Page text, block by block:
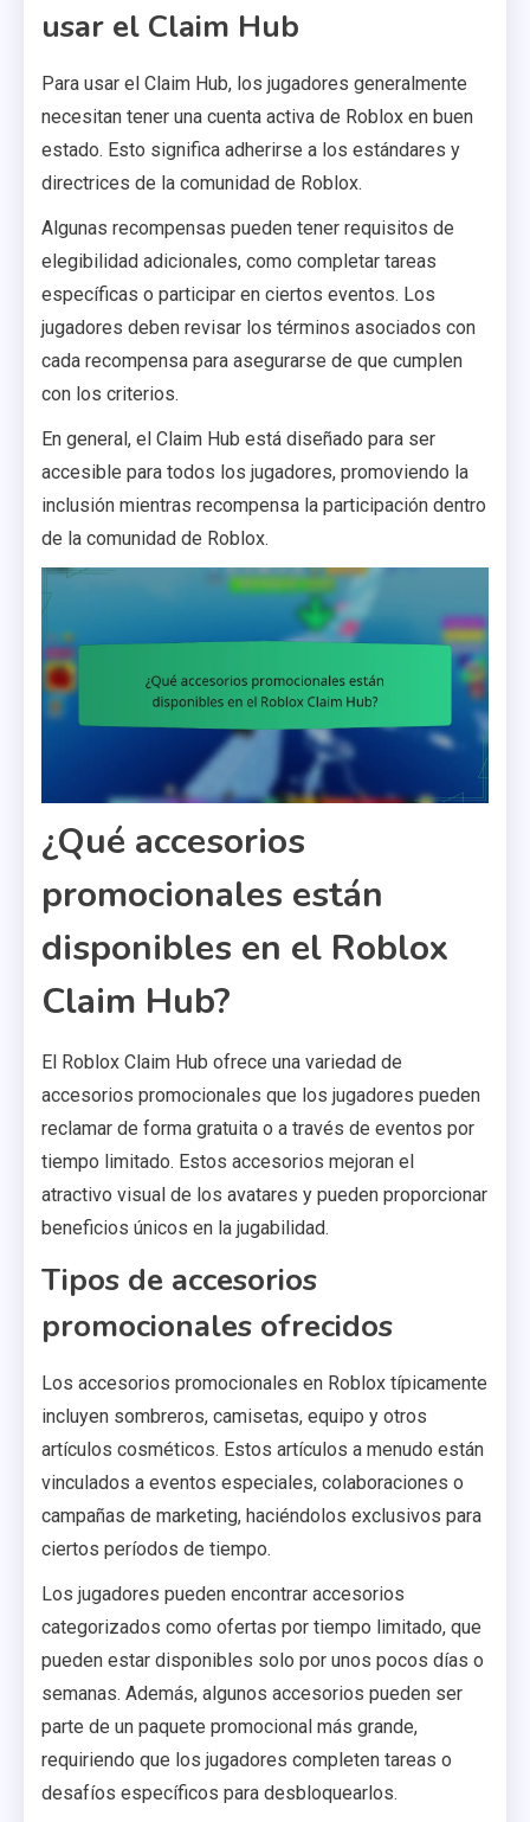
usar el Claim Hub
Para usar el Claim Hub, los jugadores generalmente
necesitan tener una cuenta activa de Roblox en buen
estado. Esto significa adherirse a los estándares y
directrices de la comunidad de Roblox.
Algunas recompensas pueden tener requisitos de
elegibilidad adicionales, como completar tareas
específicas o participar en ciertos eventos. Los
jugadores deben revisar los términos asociados con
cada recompensa para asegurarse de que cumplen
con los criterios.
En general, el Claim Hub está diseñado para ser
accesible para todos los jugadores, promoviendo la
inclusión mientras recompensa la participación dentro
de la comunidad de Roblox.
¿Qué accesorios
promocionales están
disponibles en el Roblox
Claim Hub?
El Roblox Claim Hub ofrece una variedad de
accesorios promocionales que los jugadores pueden
reclamar de forma gratuita o a través de eventos por
tiempo limitado. Estos accesorios mejoran el
atractivo visual de los avatares y pueden proporcionar
beneficios únicos en la jugabilidad.
Tipos de accesorios
promocionales ofrecidos
Los accesorios promocionales en Roblox típicamente
incluyen sombreros, camisetas, equipo y otros
artículos cosméticos. Estos artículos a menudo están
vinculados a eventos especiales, colaboraciones o
campañas de marketing, haciéndolos exclusivos para
ciertos períodos de tiempo.
Los jugadores pueden encontrar accesorios
categorizados como ofertas por tiempo limitado, que
pueden estar disponibles solo por unos pocos días o
semanas. Además, algunos accesorios pueden ser
parte de un paquete promocional más grande,
requiriendo que los jugadores completen tareas o
desafíos específicos para desbloquearlos.